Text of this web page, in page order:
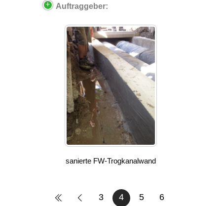
Auftraggeber:
sanierte FW-Trogkanalwand
3 4 5 6